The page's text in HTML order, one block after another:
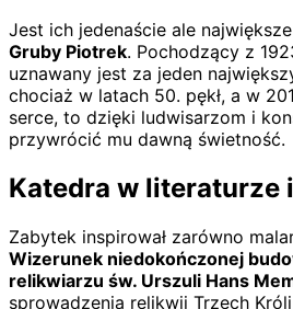
Jest ich jedenaście ale
Gruby Piotrek. Pochodzący z
uznawany jest za jeden
chociaż w latach 50. pękł, a w
serce, to dzięki ludwisarzom i
przywrócić mu dawną świetność.
Katedra w literaturze
Zabytek inspirował zarówno
Wizerunek niedokończonej
relikwiarzu św. Urszuli Hans
sprowadzenia relikwii Trzech Króli